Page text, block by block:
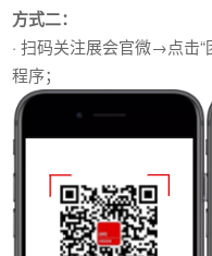
方式二：
· 扫码关注展会官微→点击
程序；